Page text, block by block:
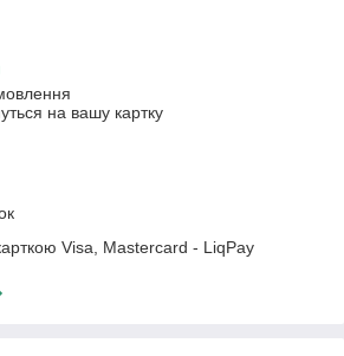
на вашу картку
Visa, Mastercard - LiqPay